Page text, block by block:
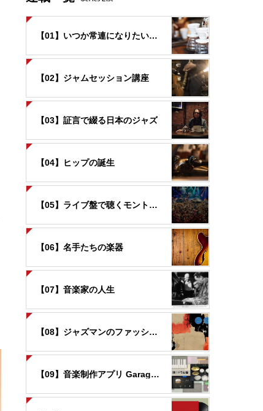
【01】いつか常連になりたいお店
【02】ジャムセッション講座
【03】証言で綴る日本のジャズ
【04】ヒップの誕生
【05】ライブ盤で聴くモントルー
【06】名手たちの楽器
【07】音楽家の人生
【08】ジャズマンのファッション
【09】音楽制作アプリ GarageBandの世界